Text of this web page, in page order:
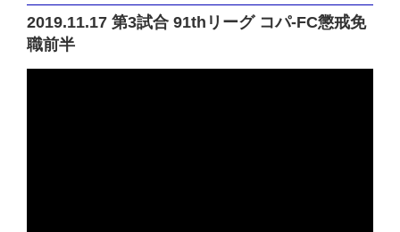
2019.11.17 第3試合 91thリーグ コパ-FC懲戒免
職前半